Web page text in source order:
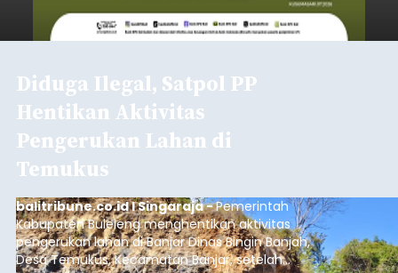
Diduga Ilegal, Satpol PP
Hentikan Aktivitas
Pengerukan Lahan di
Temukus
balitribune.co.id I Singaraja -Pemerintah
Kabupaten Buleleng menghentikan aktivitas
pengerukan lahan di Banjar Dinas Bingin Banjah,
Desa Temukus, Kecamatan Banjar, setelah